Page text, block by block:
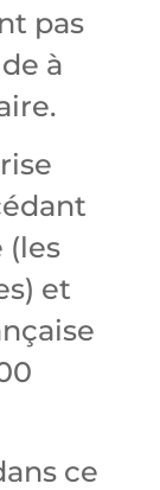
pas
à
(les
et
ce